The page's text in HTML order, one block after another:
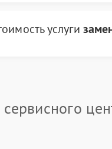
услуги